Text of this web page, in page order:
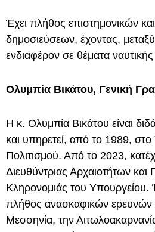
Έχει πλήθος επιστημονικών
δημοσιεύσεων, έχοντας,
ενδιαφέρον σε θέματα
Ολυμπία Βικάτου, Γενική
Η κ. Ολυμπία Βικάτου είναι
και υπηρετεί, από το 1989,
Πολιτισμού. Από το 2023,
Διευθύντριας Αρχαιοτήτων και
Κληρονομιάς του Υπουργείου.
πλήθος ανασκαφικών ερευνών
Μεσσηνία, την